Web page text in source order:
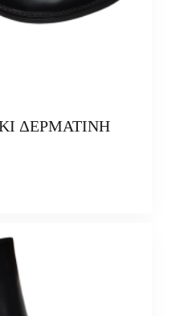
ΔΕΡΜΑΤΙΝΗ